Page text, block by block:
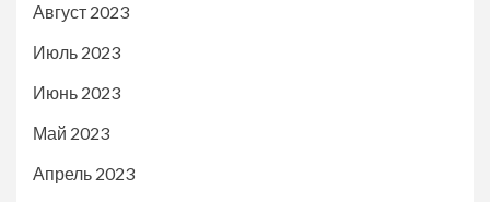
Август 2023
Июль 2023
Июнь 2023
Май 2023
Апрель 2023